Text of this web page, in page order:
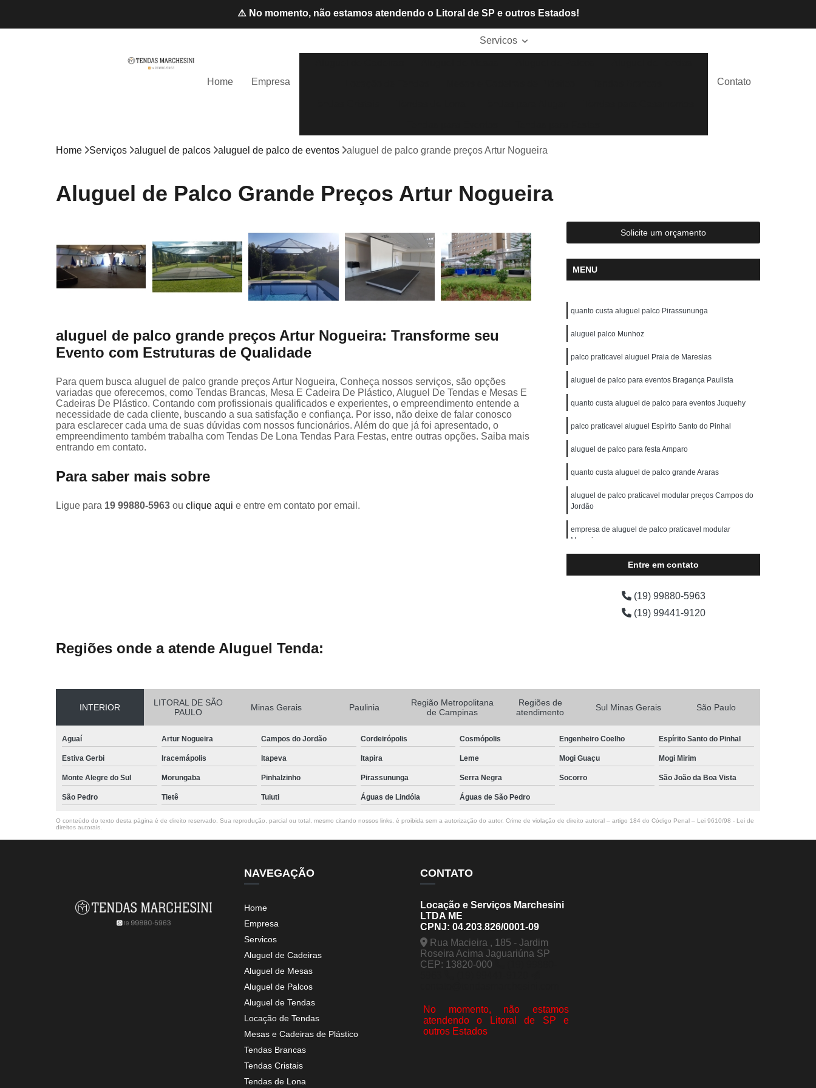
⚠️ No momento, não estamos atendendo o Litoral de SP e outros Estados!
Home Empresa
Servicos
Contato
Home Serviços aluguel de palcos aluguel de palco de eventos aluguel de palco grande preços Artur Nogueira
Aluguel de Palco Grande Preços Artur Nogueira
aluguel de palco grande preços Artur Nogueira: Transforme seu
Evento com Estruturas de Qualidade
Para quem busca aluguel de palco grande preços Artur Nogueira, Conheça nossos serviços, são opções
variadas que oferecemos, como Tendas Brancas, Mesa E Cadeira De Plástico, Aluguel De Tendas e Mesas E
Cadeiras De Plástico. Contando com profissionais qualificados e experientes, o empreendimento entende a
necessidade de cada cliente, buscando a sua satisfação e confiança. Por isso, não deixe de falar conosco
para esclarecer cada uma de suas dúvidas com nossos funcionários. Além do que já foi apresentado, o
empreendimento também trabalha com Tendas De Lona Tendas Para Festas, entre outras opções. Saiba mais
entrando em contato.
Para saber mais sobre
Ligue para 19 99880-5963 ou clique aqui e entre em contato por email.
Solicite um orçamento
MENU
quanto custa aluguel palco Pirassununga
aluguel palco Munhoz
palco praticavel aluguel Praia de Maresias
aluguel de palco para eventos Bragança Paulista
quanto custa aluguel de palco para eventos Juquehy
palco praticavel aluguel Espírito Santo do Pinhal
aluguel de palco para festa Amparo
quanto custa aluguel de palco grande Araras
aluguel de palco praticavel modular preços Campos do
Jordão
empresa de aluguel de palco praticavel modular
Maresias
Entre em contato
(19) 99880-5963
(19) 99441-9120
Regiões onde a atende Aluguel Tenda:
INTERIOR
LITORAL DE SÃO
PAULO
Minas Gerais Paulinia
Região Metropolitana
de Campinas
Regiões de
atendimento
Sul Minas Gerais São Paulo
Aguaí Artur Nogueira Campos do Jordão Cordeirópolis Cosmópolis Engenheiro Coelho Espírito Santo do Pinhal
Estiva Gerbi Iracemápolis Itapeva Itapira Leme Mogi Guaçu Mogi Mirim
Monte Alegre do Sul Morungaba Pinhalzinho Pirassununga Serra Negra Socorro São João da Boa Vista
São Pedro Tietê Tuiuti Águas de Lindóia Águas de São Pedro
O conteúdo do texto desta página é de direito reservado. Sua reprodução, parcial ou total, mesmo citando nossos links, é proibida sem a autorização do autor. Crime de violação de direito autoral – artigo 184 do Código Penal – Lei 9610/98 - Lei de
direitos autorais
NAVEGAÇÃO
Home
Empresa
Servicos
Aluguel de Cadeiras
Aluguel de Mesas
Aluguel de Palcos
Aluguel de Tendas
Locação de Tendas
Mesas e Cadeiras de Plástico
Tendas Brancas
Tendas Cristais
Tendas de Lona
CONTATO
Locação e Serviços Marchesini
LTDA ME
CPNJ: 04.203.826/0001-09
Rua Macieira , 185 - Jardim
Roseira Acima Jaguariúna SP
CEP: 13820-000
No momento, não estamos
atendendo o Litoral de SP e
outros Estados